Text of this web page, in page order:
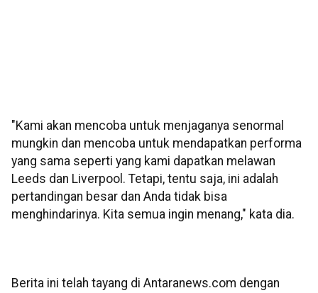
"Kami akan mencoba untuk menjaganya senormal
mungkin dan mencoba untuk mendapatkan performa
yang sama seperti yang kami dapatkan melawan
Leeds dan Liverpool. Tetapi, tentu saja, ini adalah
pertandingan besar dan Anda tidak bisa
menghindarinya. Kita semua ingin menang," kata dia.
Berita ini telah tayang di Antaranews.com dengan